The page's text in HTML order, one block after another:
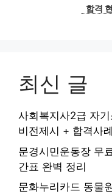
합격
최신 글
사회복지사2급 자
비전제시 + 합격사례
문경시민운동장 무
간표 완벽 정리
문화누리카드 동물